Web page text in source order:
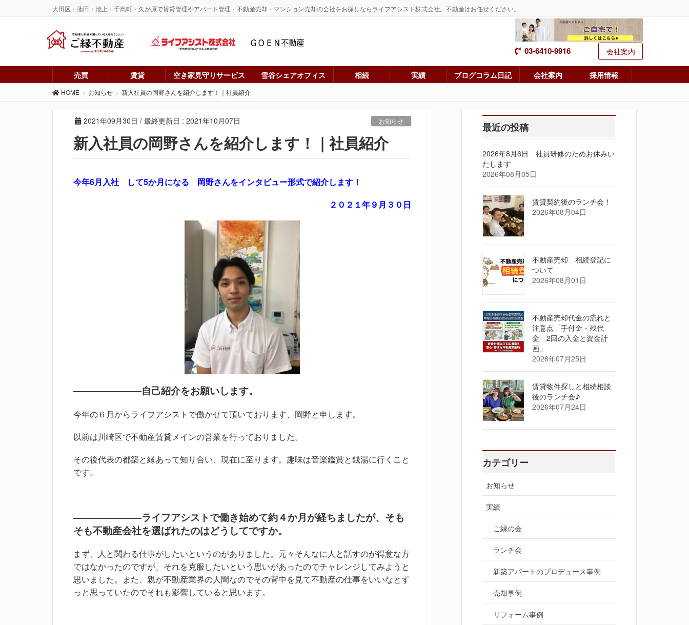
大田区・蒲田・池上・千鳥町・久が原で賃貸管理やアパート管理・不動産売却・マンション売却の会社をお探しならライフアシスト株式会社。不動産はお任せください。
03-6410-9916 会社案内
売買 賃貸 空き家見守りサービス 雪谷シェアオフィス 相続 実績 ブログコラム日記 会社案内 採用情報
HOME お知らせ 新入社員の岡野さんを紹介します！｜社員紹介
2021年09月30日 / 最終更新日 : 2021年10月07日 お知らせ
新入社員の岡野さんを紹介します！｜社員紹介
今年6月入社 して5か月になる 岡野さんをインタビュー形式で紹介します！
２０２１年９月３０日
―――――――自己紹介をお願いします。
今年の６月からライフアシストで働かせて頂いております、岡野と申します。
以前は川崎区で不動産賃貸メインの営業を行っておりました。
その後代表の都築と縁あって知り合い、現在に至ります。趣味は音楽鑑賞と銭湯に行くこと
です。
―――――――ライフアシストで働き始めて約４か月が経ちましたが、そも
そも不動産会社を選ばれたのはどうしてですか。
まず、人と関わる仕事がしたいというのがありました。元々そんなに人と話すのが得意な方
ではなかったのですが、それを克服したいという思いがあったのでチャレンジしてみようと
思いました。また、親が不動産業界の人間なのでその背中を見て不動産の仕事をいいなとず
っと思っていたのでそれも影響していると思います。
最近の投稿
2026年8月6日 社員研修のためお休みい
たします
2026年08月05日
賃貸契約後のランチ会！
2026年08月04日
不動産売却 相続登記に
ついて
2026年08月01日
不動産売却代金の流れと
注意点「手付金・残代
金 2回の入金と資金計
画」
2026年07月25日
賃貸物件探しと相続相談
後のランチ会♪
2026年07月24日
カテゴリー
お知らせ
実績
ご縁の会
ランチ会
新築アパートのプロデュース事例
売却事例
リフォーム事例